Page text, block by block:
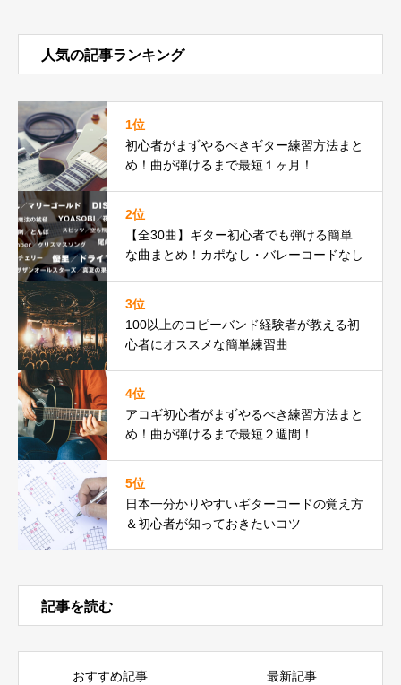
人気の記事ランキング
1位
初心者がまずやるべきギター練習方法まと
め！曲が弾けるまで最短１ヶ月！
2位
【全30曲】ギター初心者でも弾ける簡単
な曲まとめ！カポなし・バレーコードなし
3位
100以上のコピーバンド経験者が教える初
心者にオススメな簡単練習曲
4位
アコギ初心者がまずやるべき練習方法まと
め！曲が弾けるまで最短２週間！
5位
日本一分かりやすいギターコードの覚え方
＆初心者が知っておきたいコツ
記事を読む
おすすめ記事 最新記事